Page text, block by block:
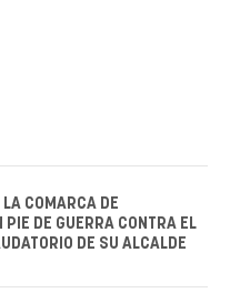
COMARCA DE
PIE DE GUERRA CONTRA EL
DE SU ALCALDE